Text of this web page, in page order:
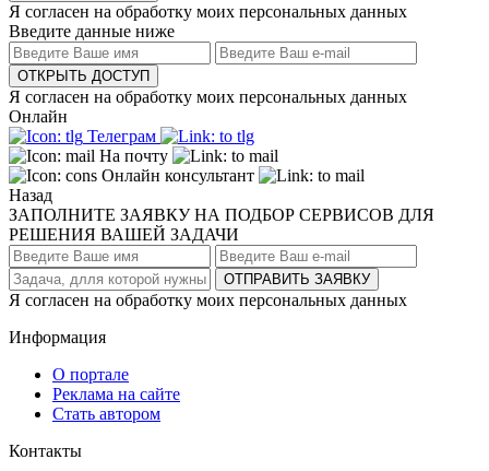
Я согласен на обработку моих персональных данных
Введите данные ниже
ОТКРЫТЬ ДОСТУП
Я согласен на обработку моих персональных данных
Онлайн
Телеграм
На почту
Онлайн консультант
Назад
ЗАПОЛНИТЕ ЗАЯВКУ НА ПОДБОР СЕРВИСОВ ДЛЯ
РЕШЕНИЯ ВАШЕЙ ЗАДАЧИ
ОТПРАВИТЬ ЗАЯВКУ
Я согласен на обработку моих персональных данных
Информация
О портале
Реклама на сайте
Стать автором
Контакты